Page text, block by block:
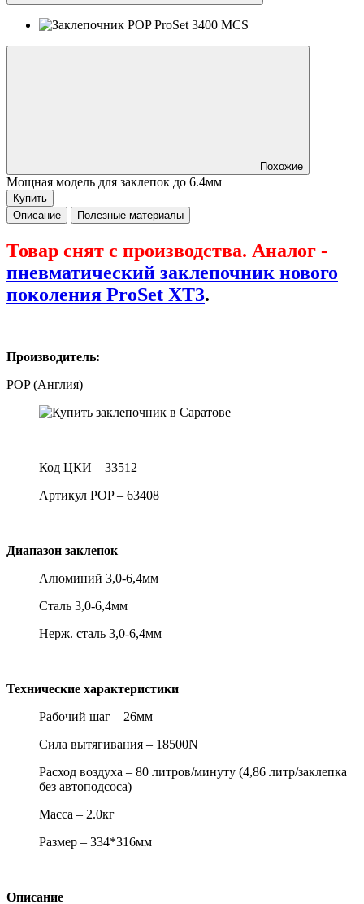
Похожие
Мощная модель для заклепок до 6.4мм
Купить
Описание
Полезные материалы
Товар снят с производства. Аналог -
пневматический заклепочник нового
поколения ProSet XT3.
Производитель:
POP (Англия)
Код ЦКИ – 33512
Артикул POP – 63408
Диапазон заклепок
Алюминий 3,0-6,4мм
Сталь 3,0-6,4мм
Нерж. сталь 3,0-6,4мм
Технические характеристики
Рабочий шаг – 26мм
Сила вытягивания – 18500N
Расход воздуха – 80 литров/минуту (4,86 литр/заклепка
без автоподсоса)
Масса – 2.0кг
Размер – 334*316мм
Описание